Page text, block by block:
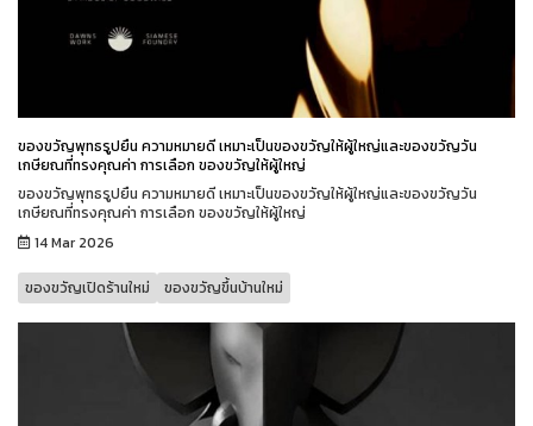
ของขวัญพุทธรูปยืน ความหมายดี เหมาะเป็นของขวัญให้ผู้ใหญ่และของขวัญวัน
เกษียณที่ทรงคุณค่า การเลือก ของขวัญให้ผู้ใหญ่
ของขวัญพุทธรูปยืน ความหมายดี เหมาะเป็นของขวัญให้ผู้ใหญ่และของขวัญวัน
เกษียณที่ทรงคุณค่า การเลือก ของขวัญให้ผู้ใหญ่
14 Mar 2026
ของขวัญเปิดร้านใหม่ ของขวัญขึ้นบ้านใหม่